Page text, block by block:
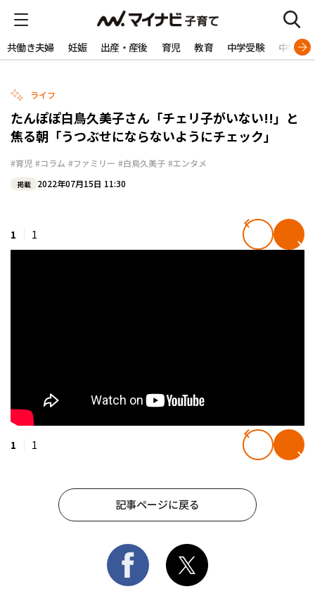
共働き夫婦 妊娠 出産・産後 育児 教育 中学受験 中学生
ライフ
たんぽぽ白鳥久美子さん「チェリ子がいない!!」と
焦る朝「うつぶせにならないようにチェック」
#育児 #コラム #ファミリー #白鳥久美子 #エンタメ
掲載 2022年07月15日 11:30
1 1
1 1
記事ページに戻る